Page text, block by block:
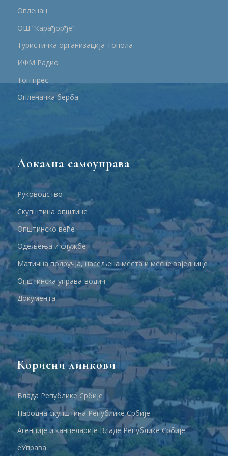
Опленац
ОШ “Карађорђе”
Туристичка организација Топола
ИФМ Радио
Топ прес
Опленачка берба
Локална самоуправа
Руководство
Скупштина општине
Општинско веће
Одељења и службе
Матична подручја, насељена места и месне заједнице
Општинска управа-водич
Документа
Корисни линкови
Влада Републике Србије
Народна скупштина Републике Србије
Агенције и канцеларије Владе Републике Србије
еУправа